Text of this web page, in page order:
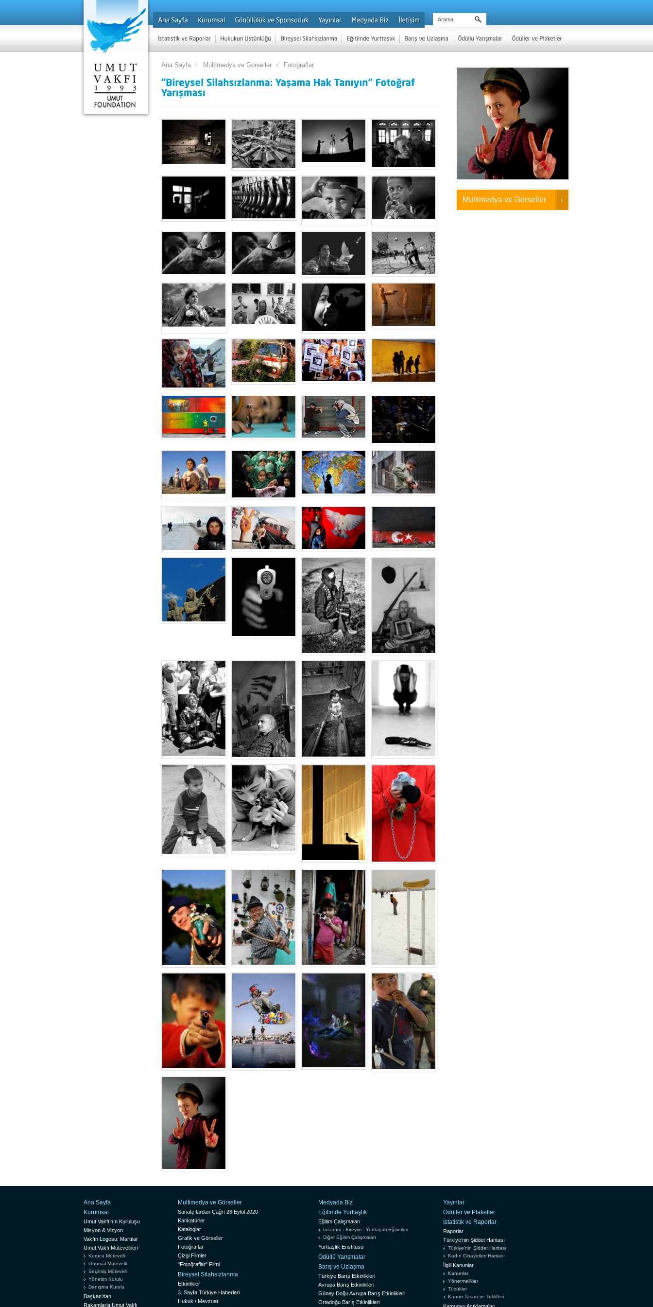
Ana Sayfa Multimedya ve Görseller Fotoğraflar
Multimedya ve Görseller
Ana Sayfa
Kurumsal
Umut Vakfı’nın Kuruluşu
Misyon & Vizyon
Vakfın Logosu: Martılar
Umut Vakfı Mütevellileri
Kurucu Mütevelli
Onursal Mütevelli
Seçilmiş Mütevelli
Yönetim Kurulu
Danışma Kurulu
Başkan’dan
Rakamlarla Umut Vakfı
Multimedya ve Görseller
Sanatçılardan Çağrı 28 Eylül 2020
Karikatürler
Kataloglar
Grafik ve Görseller
Fotoğraflar
Çizgi Filmler
"Fotoğraflar" Filmi
Bireysel Silahsızlanma
Etkinlikler
3. Sayfa Türkiye Haberleri
Hukuk / Mevzuat
Medyada Biz
Eğitimde Yurttaşlık
Eğitim Çalışmaları
İnsanım - Bireyim - Yurttaşım Eğitimleri
Diğer Eğitim Çalışmaları
Yurttaşlık Enstitüsü
Ödüllü Yarışmalar
Barış ve Uzlaşma
Türkiye Barış Etkinlikleri
Avrupa Barış Etkinlikleri
Güney Doğu Avrupa Barış Etkinlikleri
Ortadoğu Barış Etkinlikleri
Yayınlar
Ödüller ve Plaketler
İstatistik ve Raporlar
Raporlar
Türkiye’nin Şiddet Haritası
Türkiye’nin Şiddet Haritası
Kadın Cinayetleri Haritası
İlgili Kanunlar
Kanunlar
Yönetmelikler
Tüzükler
Kanun Tasarı ve Teklifleri